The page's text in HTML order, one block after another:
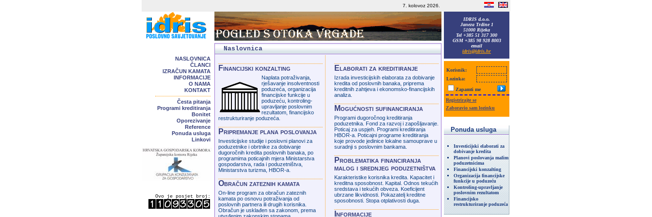
7. kolovoz 2026.
NASLOVNICA
ČLANCI
IZRAČUN KAMATA
INFORMACIJE
O NAMA
KONTAKT
Česta pitanja
Programi kreditiranja
Bonitet
Oporezivanje
Reference
Ponuda usluga
Linkovi
Ovo je posjet broj:
Naslovnica
Financijski konzalting
Naplata potraživanja,
rješavanje insolventnosti
poduzeća, organizacija
financijske funkcije u
poduzeću, kontroling-
upravljanje poslovnim
rezultatom, financijsko
restrukturiranje poduzeća.
Pripremanje plana poslovanja
Investicijske studije i poslovni planovi za
poduzetnike i obrtnike za dobivanje
dugoročnih kredita poslovnih banaka, po
programima poticajnih mjera Ministarstva
gospodarstva, rada i poduzetništva,
Ministarstva turizma, HBOR-a.
Obračun zateznih kamata
On-line program za obračun zateznih
kamata po osnovu potraživanja od
poslovnih partnera ili drugih korisnika.
Obračun je usklađen sa zakonom, prema
Elaborati za kreditiranje
Izrada investicijskih elaborata za dobivanje
kredita od poslovnih banaka, priprema
kreditnih zahtjeva i ekonomsko-financijskih
analiza.
Mogućnosti sufinanciranja
Programi dugoročnog kreditiranja
poduzetnika. Fond za razvoj i zapošljavanje.
Poticaj za uspjeh. Programi kreditiranja
HBOR-a. Poticajni programe kreditiranja
koje provode jedinice lokalne samouprave u
suradnji s poslovnim bankama.
Problematika financiranja
malog i srednjeg poduzetništva
Karakteristike korisnika kredita. Kapacitet i
kreditna sposobnost. Kapital. Odnos tekućih
sredstava i tekućih obveza. Koeficijent
ubrzane likvidnosti. Pokazatelj kreditne
sposobnosti. Stopa otplativosti duga.
Informacije
IDRIS d.o.o.
Janeza Trdine 1
51000 Rijeka
Tel +385 51 317 300
GSM +385 98 928 8003
email
idris@idris.hr
Korisnik:
Lozinka:
Zapamti me
Registrirajte se
Zaboravio sam lozinku
Ponuda usluga
Investicijski elaborati za
dobivanje kredita
Planovi poslovanja malim
poduzetnicima
Financijski konzalting
Organizacija financijske
funkcije u poduzeću
Kontroling-upravljanje
poslovnim rezultatom
Financijsko
restrukturiranje poduzeća